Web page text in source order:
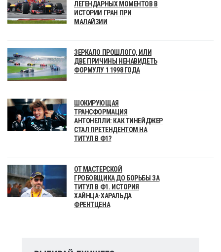
ЛЕГЕНДАРНЫХ МОМЕНТОВ В
ИСТОРИИ ГРАН ПРИ
МАЛАЙЗИИ
ЗЕРКАЛО ПРОШЛОГО, ИЛИ
ДВЕ ПРИЧИНЫ НЕНАВИДЕТЬ
ФОРМУЛУ 1 1998 ГОДА
ШОКИРУЮЩАЯ
ТРАНСФОРМАЦИЯ
АНТОНЕЛЛИ: КАК ТИНЕЙДЖЕР
СТАЛ ПРЕТЕНДЕНТОМ НА
ТИТУЛ В Ф1?
ОТ МАСТЕРСКОЙ
ГРОБОВЩИКА ДО БОРЬБЫ ЗА
ТИТУЛ В Ф1. ИСТОРИЯ
ХАЙНЦА-ХАРАЛЬДА
ФРЕНТЦЕНА